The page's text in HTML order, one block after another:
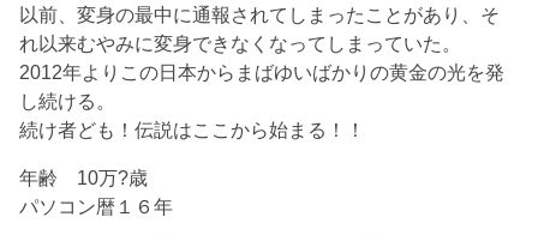
以前、変身の最中に通報されてしまったことがあり、そ
れ以来むやみに変身できなくなってしまっていた。
2012年よりこの日本からまばゆいばかりの黄金の光を発
し続ける。
続け者ども！伝説はここから始まる！！
年齢 10万?歳
パソコン暦１６年